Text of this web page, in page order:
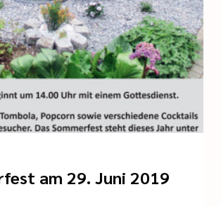
am 29. Juni 2019